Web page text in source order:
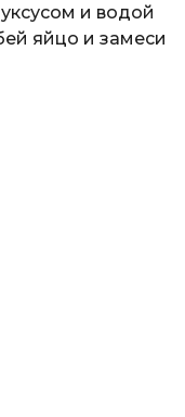
и водой
яйцо и замеси